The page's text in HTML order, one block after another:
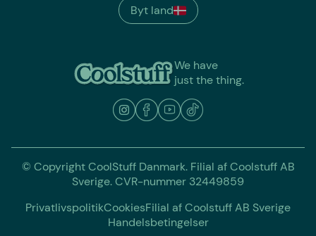
We have
just the thing.
Byt land
© Copyright CoolStuff Danmark. Filial af Coolstuff AB
Sverige. CVR-nummer 32449859
PrivatlivspolitikCookiesFilial af Coolstuff AB Sverige
Handelsbetingelser